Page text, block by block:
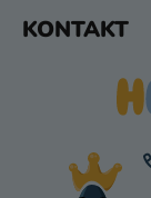
KONTAKT